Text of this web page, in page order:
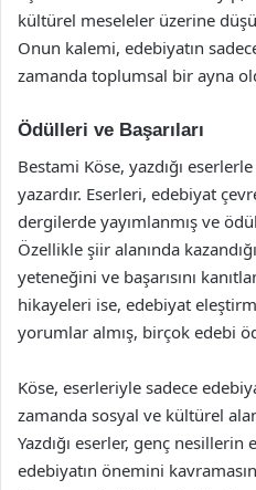
kültürel meseleler üzerine
Onun kalemi, edebiyatın
zamanda toplumsal bir ayna
Ödülleri ve Başarıları
Bestami Köse, yazdığı
yazardır. Eserleri, edebiyat
dergilerde yayımlanmış ve
Özellikle şiir alanında
yeteneğini ve başarısını
hikayeleri ise, edebiyat
yorumlar almış, birçok edebi
Köse, eserleriyle sadece
zamanda sosyal ve kültürel
Yazdığı eserler, genç nesillerin
edebiyatın önemini